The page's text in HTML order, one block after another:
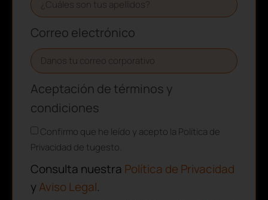
Correo electrónico
Aceptación de términos y
condiciones
Confirmo que he leído y acepto la Política de
Privacidad de tugesto.
Consulta nuestra Política de Privacidad
y Aviso Legal.